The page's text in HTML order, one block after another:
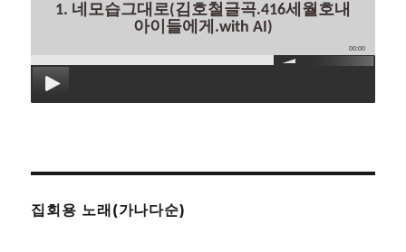
1. 네모습그대로(김호철글곡.416세월호내
아이들에게.with AI)
00:00
집회용 노래(가나다순)